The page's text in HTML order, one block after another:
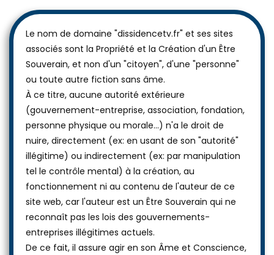
Le nom de domaine "dissidencetv.fr" et ses sites
associés sont la Propriété et la Création d'un Être
Souverain, et non d'un "citoyen", d'une "personne"
ou toute autre fiction sans âme.
À ce titre, aucune autorité extérieure
(gouvernement-entreprise, association, fondation,
personne physique ou morale...) n'a le droit de
nuire, directement (ex: en usant de son "autorité"
illégitime) ou indirectement (ex: par manipulation
tel le contrôle mental) à la création, au
fonctionnement ni au contenu de l'auteur de ce
site web, car l'auteur est un Être Souverain qui ne
reconnaît pas les lois des gouvernements-
entreprises illégitimes actuels.
De ce fait, il assure agir en son Âme et Conscience,